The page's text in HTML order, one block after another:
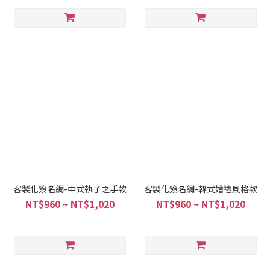
客製化簽名綢-中式執子之手款
NT$960 ~ NT$1,020
客製化簽名綢-韓式婚禮風格款
NT$960 ~ NT$1,020